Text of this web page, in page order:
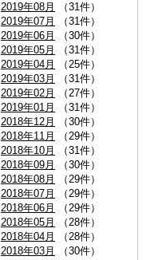
2019年08月
（31件）
2019年07月
（31件）
2019年06月
（30件）
2019年05月
（31件）
2019年04月
（25件）
2019年03月
（31件）
2019年02月
（27件）
2019年01月
（31件）
2018年12月
（30件）
2018年11月
（29件）
2018年10月
（31件）
2018年09月
（30件）
2018年08月
（29件）
2018年07月
（29件）
2018年06月
（29件）
2018年05月
（28件）
2018年04月
（28件）
2018年03月
（30件）